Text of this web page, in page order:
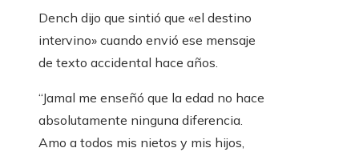
Dench dijo que sintió que «el destino
intervino» cuando envió ese mensaje
de texto accidental hace años.
“Jamal me enseñó que la edad no hace
absolutamente ninguna diferencia.
Amo a todos mis nietos y mis hijos,